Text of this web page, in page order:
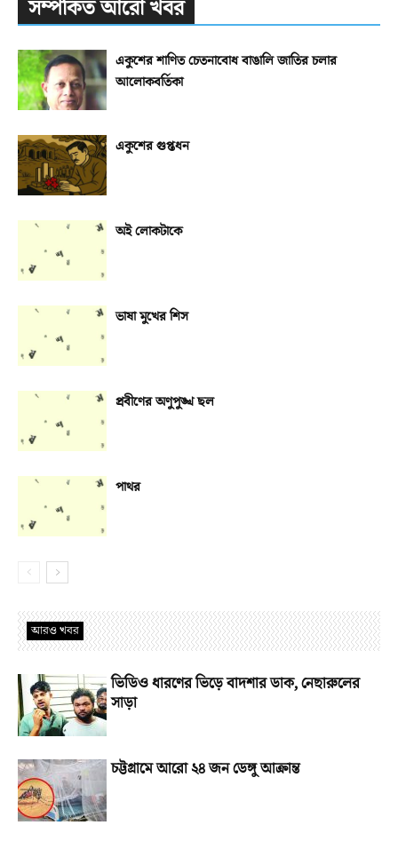
সম্পর্কিত আরো খবর
একুশের শাণিত চেতনাবোধ বাঙালি জাতির চলার
আলোকবর্তিকা
একুশের গুপ্তধন
অই লোকটাকে
ভাষা মুখের শিস
প্রবীণের অণুপুঙ্খ ছল
পাথর
আরও খবর
ভিডিও ধারণের ভিড়ে বাদশার ডাক, নেছারুলের
সাড়া
চট্টগ্রামে আরো ২৪ জন ডেঙ্গু আক্রান্ত